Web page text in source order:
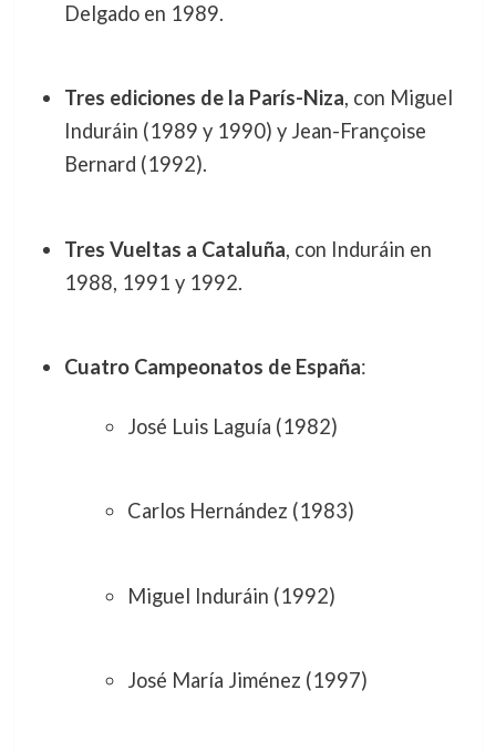
Delgado en 1989.
Tres ediciones de la París-Niza, con Miguel
Induráin (1989 y 1990) y Jean-Françoise
Bernard (1992).
Tres Vueltas a Cataluña, con Induráin en
1988, 1991 y 1992.
Cuatro Campeonatos de España:
José Luis Laguía (1982)
Carlos Hernández (1983)
Miguel Induráin (1992)
José María Jiménez (1997)